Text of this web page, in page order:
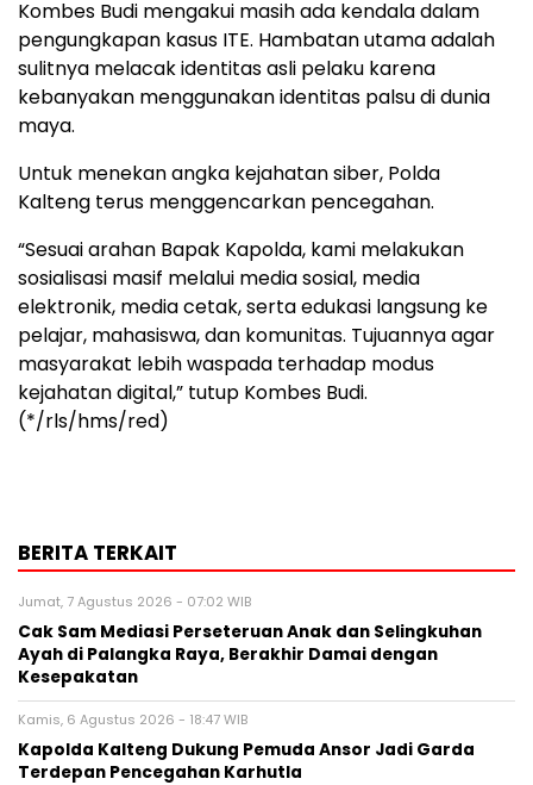
Kombes Budi mengakui masih ada kendala dalam
pengungkapan kasus ITE. Hambatan utama adalah
sulitnya melacak identitas asli pelaku karena
kebanyakan menggunakan identitas palsu di dunia
maya.
Untuk menekan angka kejahatan siber, Polda
Kalteng terus menggencarkan pencegahan.
“Sesuai arahan Bapak Kapolda, kami melakukan
sosialisasi masif melalui media sosial, media
elektronik, media cetak, serta edukasi langsung ke
pelajar, mahasiswa, dan komunitas. Tujuannya agar
masyarakat lebih waspada terhadap modus
kejahatan digital,” tutup Kombes Budi.
(*/rls/hms/red)
BERITA TERKAIT
Jumat, 7 Agustus 2026 - 07:02 WIB
Cak Sam Mediasi Perseteruan Anak dan Selingkuhan
Ayah di Palangka Raya, Berakhir Damai dengan
Kesepakatan
Kamis, 6 Agustus 2026 - 18:47 WIB
Kapolda Kalteng Dukung Pemuda Ansor Jadi Garda
Terdepan Pencegahan Karhutla